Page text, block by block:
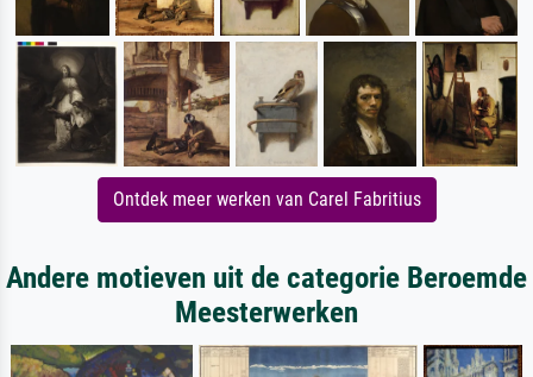
Ontdek meer werken van Carel Fabritius
Andere motieven uit de categorie Beroemde
Meesterwerken